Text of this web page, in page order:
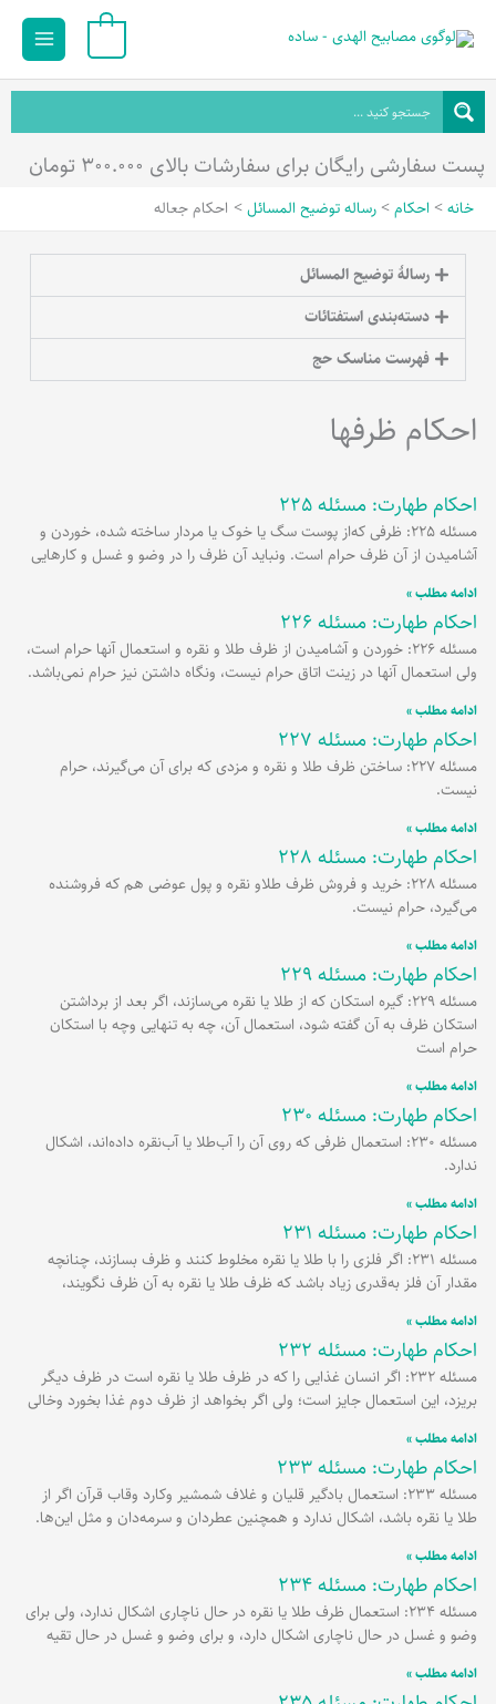
محتوا
Main
پست سفارشی رایگان برای سفارشات بالای ۳۰۰.۰۰۰ تومان
خانه احکام رساله توضیح المسائل احکام جعاله
رسالۀ توضیح المسائل
دسته‌بندی استفتائات
فهرست مناسک حج
احکام ظرفها
احکام طهارت: مسئله 225
مسئله 225: ظرفی که‌از پوست سگ یا خوک یا مردار ساخته شده، خوردن و
آشامیدن از آن ظرف حرام است. ونباید آن ظرف را در وضو و غسل و کارهایی
ادامه مطلب »
احکام طهارت: مسئله 226
مسئله 226: خوردن و آشامیدن از ظرف طلا و نقره و استعمال آنها حرام است،
ولی استعمال آنها در زینت اتاق حرام نیست، ونگاه داشتن نیز حرام نمی‌باشد.
ادامه مطلب »
احکام طهارت: مسئله 227
مسئله 227: ساختن ظرف طلا و نقره و مزدی که برای آن می‌گیرند، حرام
نیست.
ادامه مطلب »
احکام طهارت: مسئله 228
مسئله 228: خرید و فروش ظرف طلاو نقره و پول عوضی هم که فروشنده
می‌گیرد، حرام نیست.
ادامه مطلب »
احکام طهارت: مسئله 229
مسئله 229: گیره استکان که از طلا یا نقره می‌سازند، اگر بعد از برداشتن
استکان ظرف به آن گفته شود، استعمال آن، چه به تنهایی وچه با استکان
حرام است
ادامه مطلب »
احکام طهارت: مسئله 230
مسئله 230: استعمال ظرفی که روی آن را آب‌طلا یا آب‌نقره داده‌اند، اشکال
ندارد.
ادامه مطلب »
احکام طهارت: مسئله 231
مسئله 231: اگر فلزی را با طلا یا نقره مخلوط کنند و ظرف بسازند، چنانچه
مقدار آن فلز به‌قدری زیاد باشد که ظرف طلا یا نقره به آن ظرف نگویند،
ادامه مطلب »
احکام طهارت: مسئله 232
مسئله 232: اگر انسان غذایی را که در ظرف طلا یا نقره است در ظرف دیگر
بریزد، این استعمال جایز است؛ ولی اگر بخواهد از ظرف دوم غذا بخورد وخالی
ادامه مطلب »
احکام طهارت: مسئله 233
مسئله 233: استعمال بادگیر قلیان و غلاف شمشیر وکارد وقاب قرآن اگر از
طلا یا نقره باشد، اشکال ندارد و همچنین عطردان و سرمه‌دان و مثل این‌ها.
ادامه مطلب »
احکام طهارت: مسئله 234
مسئله 234: استعمال ظرف طلا یا نقره در حال ناچاری اشکال ندارد، ولی برای
وضو و غسل در حال ناچاری اشکال دارد، و برای وضو و غسل در حال تقیه
ادامه مطلب »